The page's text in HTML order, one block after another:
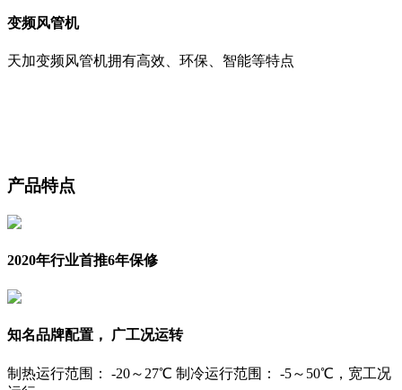
变频风管机
天加变频风管机拥有高效、环保、智能等特点
产品特点
2020年行业首推6年保修
知名品牌配置， 广工况运转
制热运行范围： -20～27℃ 制冷运行范围： -5～50℃，宽工况